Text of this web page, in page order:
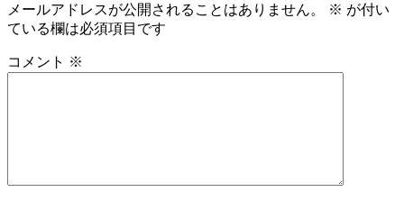
メールアドレスが公開されることはありません。 ※ が付い
ている欄は必須項目です
コメント ※